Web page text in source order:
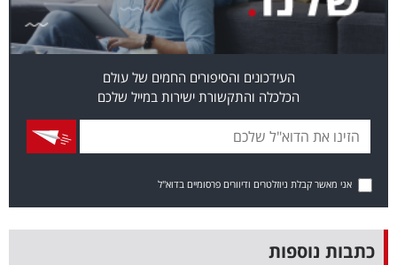
רכב
ופנאי
תיירות
5
העידכונים והסיפורים החמים של עולם
הכלכלה והתקשורת ישירות במייל שלכם
אני מאשר קבלת ניוזלטרים ודיוורים פרסומיים בדוא"ל
כתבות נוספות